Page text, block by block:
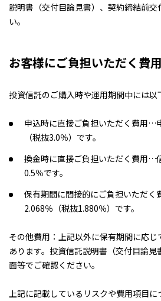
説明書（交付目論見書）、契約締結前
い。
お客様にご負担いただく費用
投資信託のご購入時や運用期間中には
申込時に直接ご負担いただく費用
（税抜3.0％）です。
換金時に直接ご負担いただく費用
0.5％です。
保有期間に間接的にご負担いただ
2.068％（税抜1.880％）です。
その他費用：上記以外に保有期間に応
あります。投資信託説明書（交付目論
面等でご確認ください。
上記に記載しているリスクや費用項目